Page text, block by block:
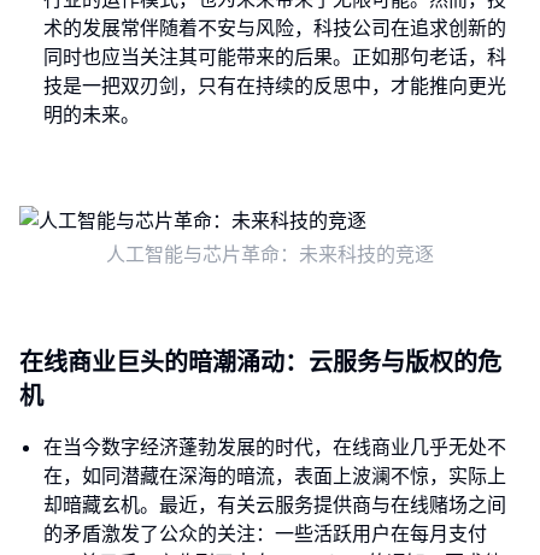
术的发展常伴随着不安与风险，科技公司在追求创新的
同时也应当关注其可能带来的后果。正如那句老话，科
技是一把双刃剑，只有在持续的反思中，才能推向更光
明的未来。
人工智能与芯片革命：未来科技的竞逐
在线商业巨头的暗潮涌动：云服务与版权的危
机
在当今数字经济蓬勃发展的时代，在线商业几乎无处不
在，如同潜藏在深海的暗流，表面上波澜不惊，实际上
却暗藏玄机。最近，有关云服务提供商与在线赌场之间
的矛盾激发了公众的关注：一些活跃用户在每月支付